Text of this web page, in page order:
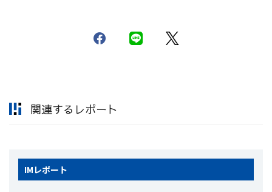
関連するレポート
IM レポート